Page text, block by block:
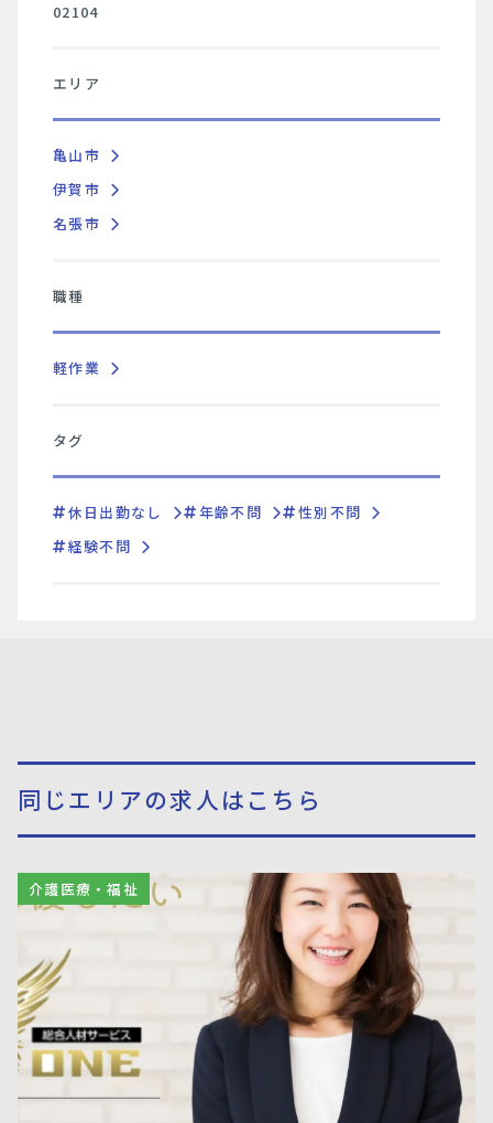
02104
エリア
亀山市
伊賀市
名張市
職種
軽作業
タグ
休日出勤なし 年齢不問
性別不問
経験不問
同じエリアの求人はこちら
介護医療・福祉